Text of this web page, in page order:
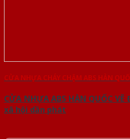
CỬA NHỰA CHÁY CHẬM ABS HÀN
CỬA NHỰA ABS HÀN QUỐC
xã hội dần phát